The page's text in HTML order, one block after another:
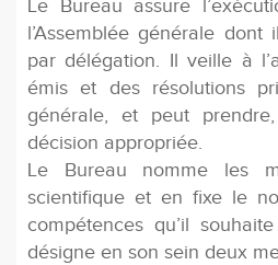
Le Bureau assure
l’Assemblée générale
par délégation. Il veille à
émis et des résolutions
générale, et peut
décision appropriée.
Le Bureau nomme les
scientifique et en fixe le
compétences qu’il
désigne en son sein deux